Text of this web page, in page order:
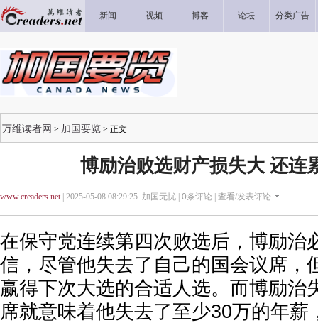
新闻 视频 博客 论坛 分类广告
万维读者网 > 加国要览 > 正文
博励治败选财产损失大 还连
www.creaders.net| 2025-05-08 08:29:25 加国无忧 | 0条评论 | 查看/发表评论
在保守党连续第四次败选后，博励治
信，尽管他失去了自己的国会议席，
赢得下次大选的合适人选。而博励治
席就意味着他失去了至少30万的年薪